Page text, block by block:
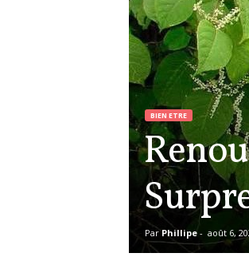
BIEN ETRE
Par Phillipe- août 6,